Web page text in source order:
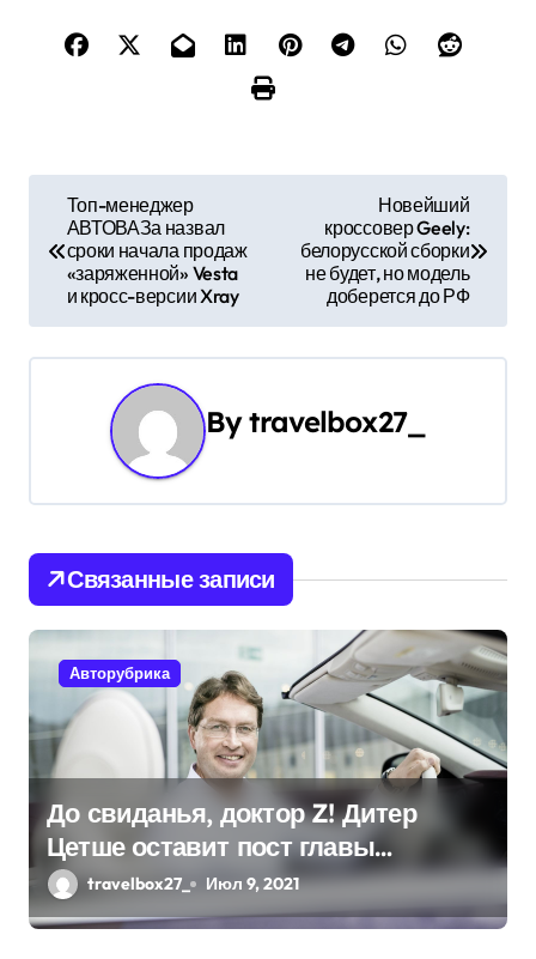
и
ц
и
я
п
о
з
а
п
и
с
Топ-менеджер
АВТОВАЗа назвал
сроки начала продаж
«заряженной» Vesta
и кросс-версии Xray
Новейший
кроссовер Geely:
белорусской сборки
не будет, но модель
доберется до РФ
Bytravelbox27_
Связанные записи
Авторубрика
До свиданья, доктор Z! Дитер
Цетше оставит пост главы
концерна Daimler
travelbox27_ Июл 9, 2021